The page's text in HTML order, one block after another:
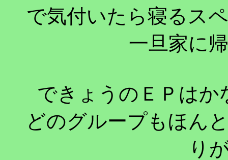
で気付いたら寝るス
一旦家に
できょうのＥＰは
どのグループもほん
り